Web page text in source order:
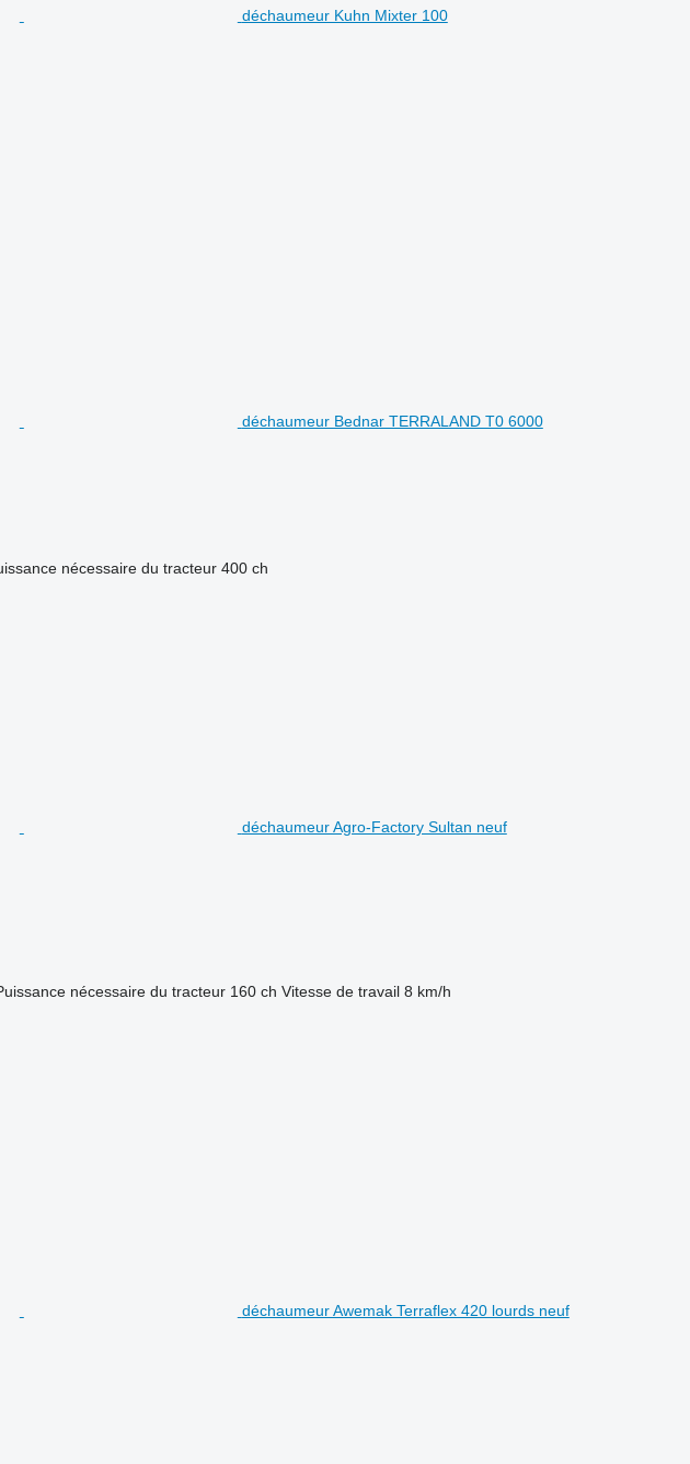
déchaumeur Kuhn Mixter 100
déchaumeur Bednar TERRALAND T0 6000
nécessaire du tracteur 400 ch
déchaumeur Agro-Factory Sultan neuf
nécessaire du tracteur 160 ch Vitesse de travail 8 km/h
déchaumeur Awemak Terraflex 420 lourds neuf